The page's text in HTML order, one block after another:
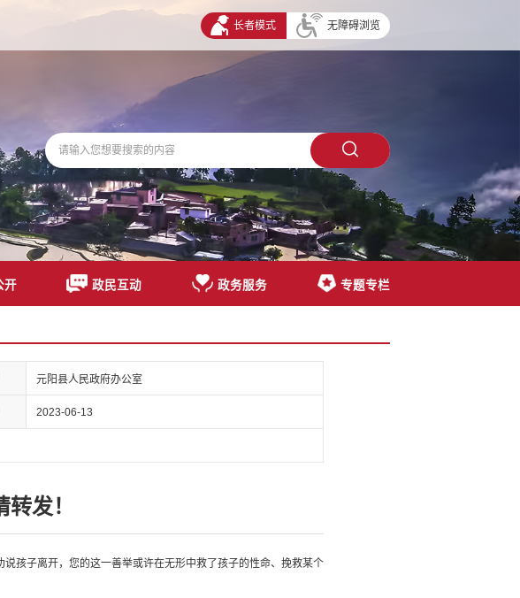
长者模式 无障碍浏览
开 政民互动 政务服务 专题专栏
元阳县人民政府办公室
2023-06-13
发！
孩子离开，您的这一善举或许在无形中救了孩子的性命、挽救某个